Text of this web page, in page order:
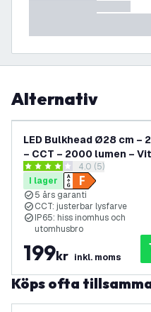
Alternativ
LED Bulkhead Ø28 cm –
– CCT – 2000 lumen –
IP65 vattentät – 5 års
garanti
öppna
4 stjärnbetyg4.0 (5)
I lager
5 års garanti
CCT: justerbar lysfarve
IP65: hiss inomhus och
utomhusbro
199kr inkl. moms
Köps ofta